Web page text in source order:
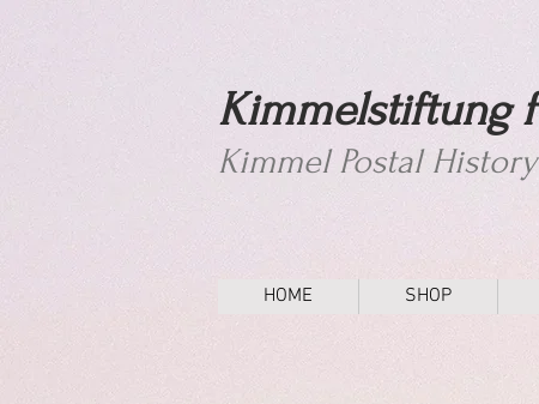
Kimmelstiftung
Kimmel Postal
HOME SHOP